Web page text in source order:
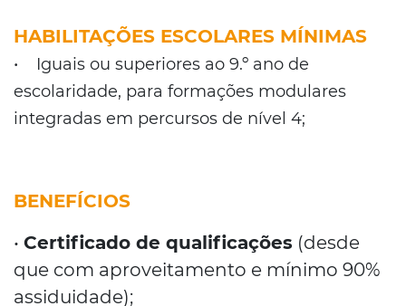
HABILITAÇÕES ESCOLARES MÍNIMAS
• Iguais ou superiores ao 9.º ano de
escolaridade, para formações modulares
integradas em percursos de nível 4;
BENEFÍCIOS
• Certificado de qualificações (desde
que com aproveitamento e mínimo 90%
assiduidade);